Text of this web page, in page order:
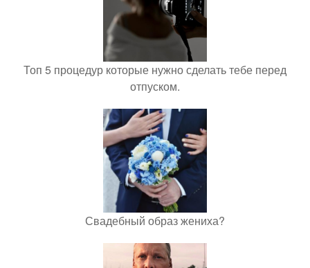
Топ 5 процедур которые нужно сделать тебе перед
отпуском.
Свадебный образ жениха?